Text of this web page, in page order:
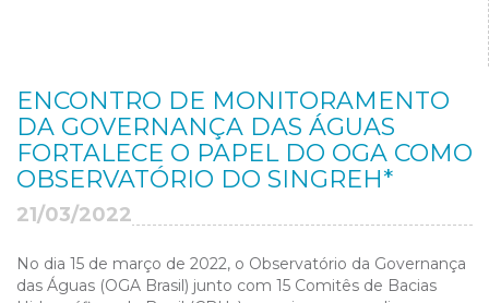
ENCONTRO DE MONITORAMENTO
DA GOVERNANÇA DAS ÁGUAS
FORTALECE O PAPEL DO OGA COMO
OBSERVATÓRIO DO SINGREH*
21/03/2022
No dia 15 de março de 2022, o Observatório da Governança
das Águas (OGA Brasil) junto com 15 Comitês de Bacias